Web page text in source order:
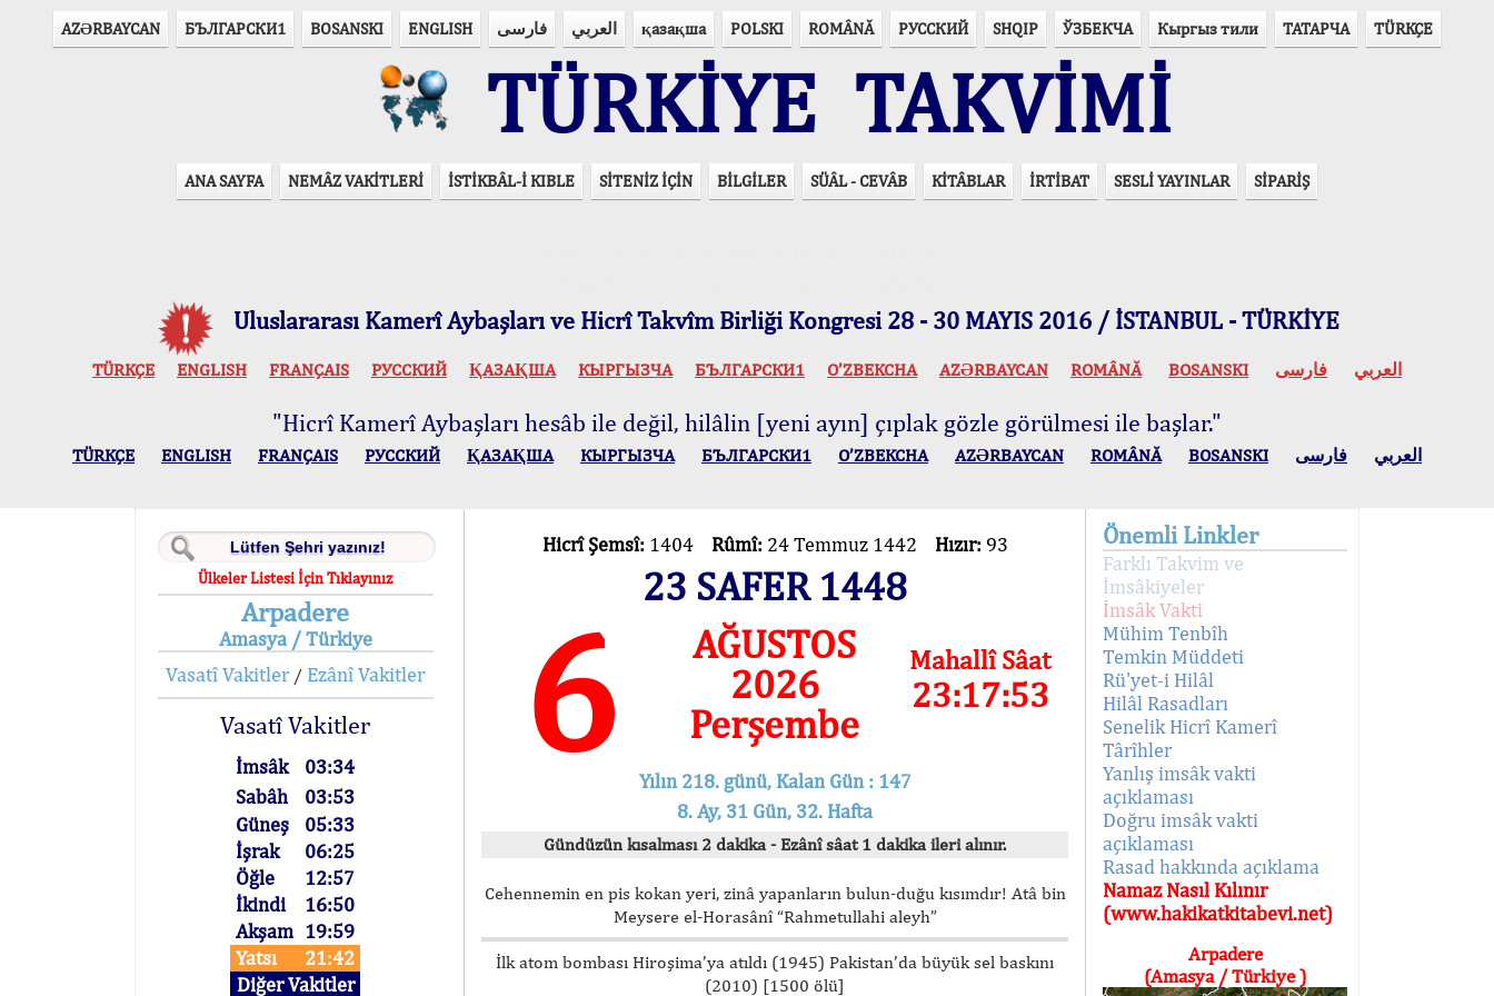
AZӘRBAYCAN БЪЛГАРСКИ1 BOSANSKI ENGLISH فارسی العربي қазақша POLSKI ROMÂNĂ РУССКИЙ SHQIP ЎЗБЕКЧА Кыргыз тили ТАТАРЧА TÜRKÇE
TÜRKİYE TAKVİMİ
ANA SAYFA NEMÂZ VAKİTLERİ İSTİKBÂL-İ KIBLE SİTENİZ İÇİN BİLGİLER SÜÂL - CEVÂB KİTÂBLAR İRTİBAT SESLİ YAYINLAR SİPARİŞ
Uluslararası Kamerî Aybaşları ve Hicrî Takvîm Birliği Kongresi 28 - 30 MAYIS 2016 / İSTANBUL - TÜRKİYE
TÜRKÇE ENGLISH FRANÇAIS РУССКИЙ ҚАЗАҚША КЫPГЫЗЧA БЪЛГАРСКИ1 O’ZBEKCHA AZӘRBAYCAN ROMÂNĂ BOSANSKI العربي فارسی
"Hicrî Kamerî Aybaşları hesâb ile değil, hilâlin [yeni ayın] çıplak gözle görülmesi ile başlar."
TÜRKÇE ENGLISH FRANÇAIS РУССКИЙ ҚАЗАҚША КЫPГЫЗЧA БЪЛГАРСКИ1 O’ZBEKCHA AZӘRBAYCAN ROMÂNĂ BOSANSKI العربي فارسی
Ülkeler Listesi İçin Tıklayınız
Arpadere
Amasya / Türkiye
Vasatî Vakitler/ Ezânî Vakitler
Vasatî Vakitler
İmsâk
03:34
Sabâh
03:53
Güneş
05:33
İşrak
06:25
Öğle
12:57
İkindi
16:50
Akşam 19:59
Yatsı
21:42
Diğer Vakitler
Hicrî Şemsî: 1404 Rûmî: 24 Temmuz 1442 Hızır: 93
23 SAFER 1448
6
AĞUSTOS
2026
Perşembe
Mahallî Sâat
23:17:53
Yılın 218. günü, Kalan Gün : 147
8. Ay, 31 Gün, 32. Hafta
Gündüzün kısalması 2 dakika - Ezânî sâat 1 dakika ileri alınır.
Cehennemin en pis kokan yeri, zinâ yapanların bulun-duğu kısımdır! Atâ bin
Meysere el-Horasânî “Rahmetullahi aleyh”
İlk atom bombası Hiroşima’ya atıldı (1945) Pakistan’da büyük sel baskını
(2010) [1500 ölü]
Önemli Linkler
Farklı Takvim ve
İmsâkiyeler
İmsâk Vakti
Mühim Tenbîh
Temkin Müddeti
Rü'yet-i Hilâl
Hilâl Rasadları
Senelik Hicrî Kamerî
Târîhler
Yanlış imsâk vakti
açıklaması
Doğru imsâk vakti
açıklaması
Rasad hakkında açıklama
Namaz Nasıl Kılınır
(www.hakikatkitabevi.net)
Arpadere
(Amasya / Türkiye )